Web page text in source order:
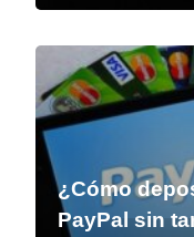
¿Cómo
PayPal sin